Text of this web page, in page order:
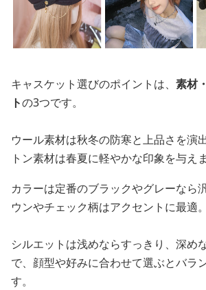
キャスケット選びのポイントは、 素材
トの3つです。
ウール素材は秋冬の防寒と上品さを演
トン素材は春夏に軽やかな印象を与えま
カラーは定番のブラックやグレーなら
ウンやチェック柄はアクセントに最適。
シルエットは浅めならすっきり、深め
で、顔型や好みに合わせて選ぶとバラ
す。